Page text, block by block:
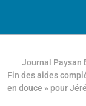
Journal Paysan
Fin des aides
en douce » pour